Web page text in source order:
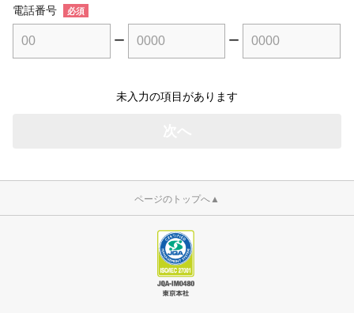
電話番号 必須
ー ー
未入力の項目があります
ページのトップへ▲